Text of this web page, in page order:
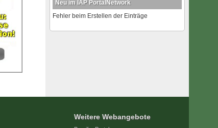
Neu im IAP PortalNetwork
Fehler beim Erstellen der Einträge
Weitere Webangebote